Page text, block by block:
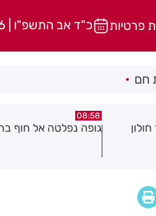
פרטיות כ"ד אב התשפ"ו | 07.08.2026
חם
08:29
חשד להצתה בשלושה